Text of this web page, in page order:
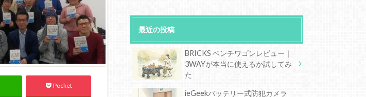
Pocket
最近の投稿
BRICKS ベンチワゴンレビュー｜
3WAYが本当に使えるか試してみ
た
ieGeekバッテリー式防犯カメラ